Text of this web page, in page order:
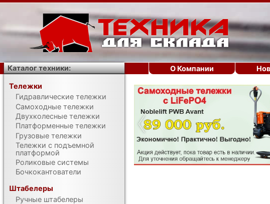
‹
О Компании
Каталог техники:
Тележки
Гидравлические тележки
Самоходные тележки
Двухколесные тележки
Платформенные тележки
Грузовые тележки
Тележки с подъемной
платформой
Роликовые системы
Бочкокантователи
Штабелеры
Ручные штабелеры